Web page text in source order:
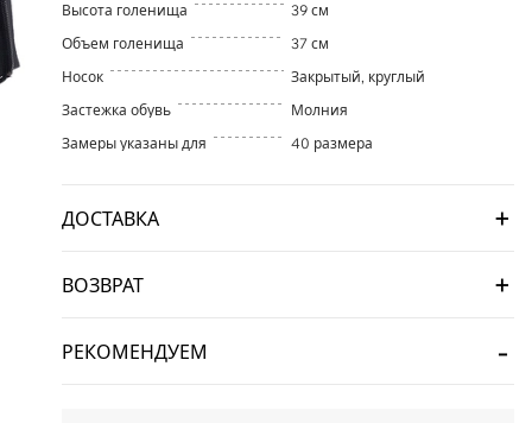
Высота голенища
39 см
Объем голенища
37 см
Носок
Закрытый, круглый
Застежка обувь
Молния
Замеры указаны для
40 размера
ДОСТАВКА
ВОЗВРАТ
РЕКОМЕНДУЕМ